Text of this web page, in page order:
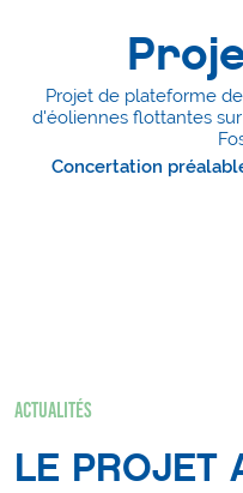
Projet de plateforme
d'éoliennes flottantes
Concertation
Actualités
LE PROJET